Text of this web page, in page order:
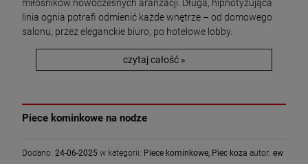
miłośników nowoczesnych aranżacji. Długa, hipnotyzująca
linia ognia potrafi odmienić każde wnętrze – od domowego
salonu, przez eleganckie biuro, po hotelowe lobby.
czytaj całość »
Piece kominkowe na nodze
Dodano: 24-06-2025 w kategorii: Piece kominkowe, Piec koza autor: ew